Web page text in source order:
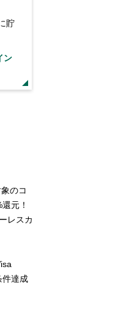
貯
ン
のコ
元！
レスカ
件達成